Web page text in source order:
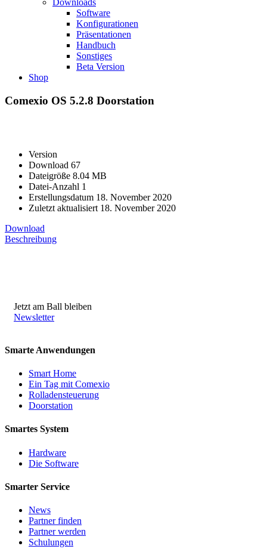
Downloads
Software
Konfigurationen
Präsentationen
Handbuch
Sonstiges
Beta Version
Shop
Comexio OS 5.2.8 Doorstation
Version
Download 67
Dateigröße 8.04 MB
Datei-Anzahl 1
Erstellungsdatum 18. November 2020
Zuletzt aktualisiert 18. November 2020
Download
Beschreibung
Jetzt am Ball bleiben
Newsletter
Smarte Anwendungen
Smart Home
Ein Tag mit Comexio
Rolladensteuerung
Doorstation
Smartes System
Hardware
Die Software
Smarter Service
News
Partner finden
Partner werden
Schulungen